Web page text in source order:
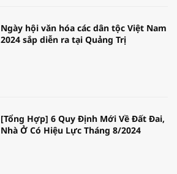
Ngày hội văn hóa các dân tộc Việt Nam
2024 sắp diễn ra tại Quảng Trị
[Tổng Hợp] 6 Quy Định Mới Về Đất Đai,
Nhà Ở Có Hiệu Lực Tháng 8/2024